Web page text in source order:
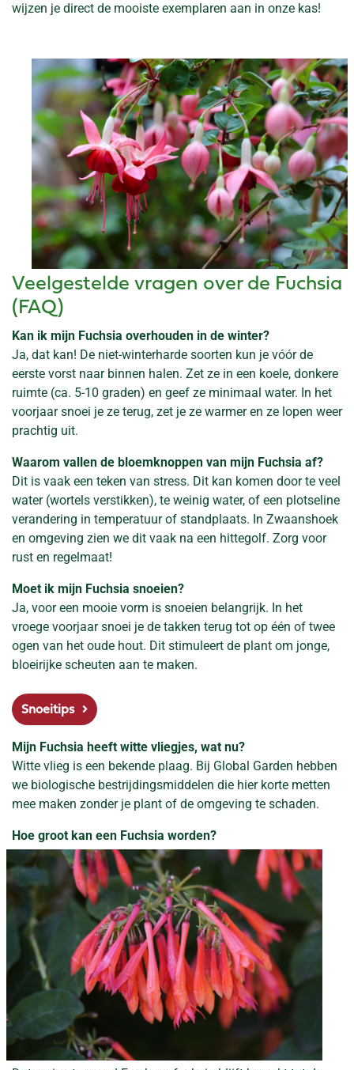
wijzen je direct de mooiste exemplaren aan in onze kas!
Veelgestelde vragen over de Fuchsia
(FAQ)
Kan ik mijn Fuchsia overhouden in de winter?
Ja, dat kan! De niet-winterharde soorten kun je vóór de
eerste vorst naar binnen halen. Zet ze in een koele, donkere
ruimte (ca. 5-10 graden) en geef ze minimaal water. In het
voorjaar snoei je ze terug, zet je ze warmer en ze lopen weer
prachtig uit.
Waarom vallen de bloemknoppen van mijn Fuchsia af?
Dit is vaak een teken van stress. Dit kan komen door te veel
water (wortels verstikken), te weinig water, of een plotseline
verandering in temperatuur of standplaats. In Zwaanshoek
en omgeving zien we dit vaak na een hittegolf. Zorg voor
rust en regelmaat!
Moet ik mijn Fuchsia snoeien?
Ja, voor een mooie vorm is snoeien belangrijk. In het
vroege voorjaar snoei je de takken terug tot op één of twee
ogen van het oude hout. Dit stimuleert de plant om jonge,
bloeirijke scheuten aan te maken.
Snoeitips
Mijn Fuchsia heeft witte vliegjes, wat nu?
Witte vlieg is een bekende plaag. Bij Global Garden hebben
we biologische bestrijdingsmiddelen die hier korte metten
mee maken zonder je plant of de omgeving te schaden.
Hoe groot kan een Fuchsia worden?